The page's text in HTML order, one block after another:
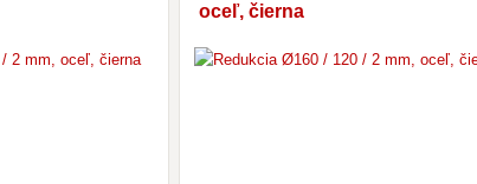
oceľ, čierna